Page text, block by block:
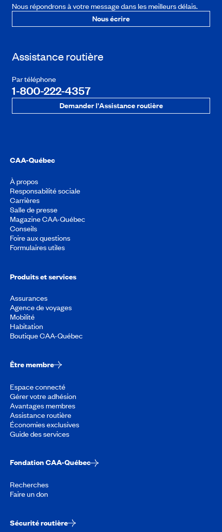
Nous répondrons à votre message dans les meilleurs délais.
Nous écrire
Assistance routière
Par téléphone
1-800-222-4357
Demander l'Assistance routière
CAA-Québec
À propos
Responsabilité sociale
Carrières
Salle de presse
Magazine CAA-Québec
Conseils
Foire aux questions
Formulaires utiles
Produits et services
Assurances
Agence de voyages
Mobilité
Habitation
Boutique CAA-Québec
Être membre
Espace connecté
Gérer votre adhésion
Avantages membres
Assistance routière
Économies exclusives
Guide des services
Fondation CAA-Québec
Recherches
Faire un don
Sécurité routière